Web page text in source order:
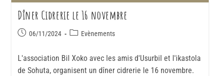
Dîner Cidrerie le 16 novembre
06/11/2024 Evènements
L'association Bil Xoko avec les amis d'Usurbil et l'ikastola
de Sohuta, organisent un dîner cidrerie le 16 novembre.